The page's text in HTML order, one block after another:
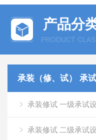
产品分
PRODUCT
承装修试 一级承试
承装修试 二级承试